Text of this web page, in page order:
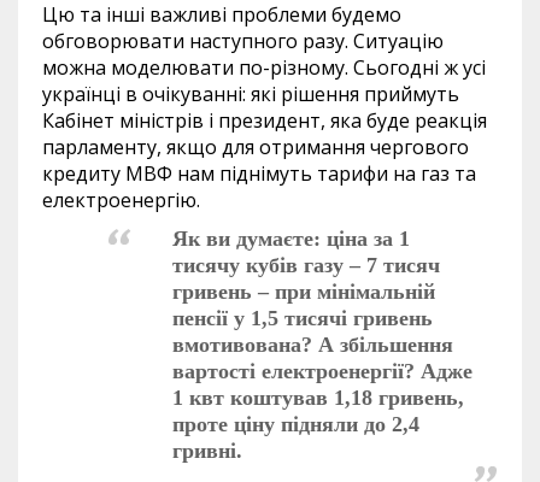
Цю та інші важливі проблеми будемо
обговорювати наступного разу. Ситуацію
можна моделювати по-різному. Сьогодні ж усі
українці в очікуванні: які рішення приймуть
Кабінет міністрів і президент, яка буде реакція
парламенту, якщо для отримання чергового
кредиту МВФ нам піднімуть тарифи на газ та
електроенергію.
Як ви думаєте: ціна за 1
тисячу кубів газу – 7 тисяч
гривень – при мінімальній
пенсії у 1,5 тисячі гривень
вмотивована? А збільшення
вартості електроенергії? Адже
1 квт коштував 1,18 гривень,
проте ціну підняли до 2,4
гривні.